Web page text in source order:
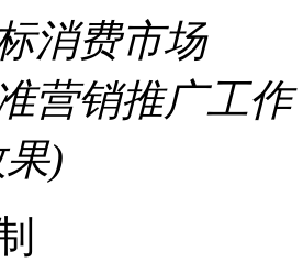
消费市场
营销推广工作
)